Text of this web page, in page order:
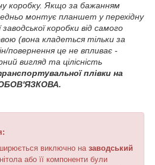
коробку. Якщо за бажанням
монтує планшет у перехідну
коробки від самого
(вона кладеться тільки за
повернення це не впливає -
вигляд та цілісність
плівки на
ОБОВ'ЯЗКОВА.
виключно на заводський
або її компоненти були